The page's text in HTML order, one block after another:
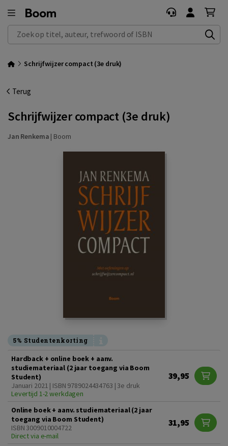
Zoek op titel, auteur, trefwoord of ISBN
Schrijfwijzer compact (3e druk)
Terug
Schrijfwijzer compact (3e druk)
Jan Renkema | Boom
5% Studentenkorting
Hardback + online boek + aanv.
studiemateriaal (2 jaar toegang via Boom
Student)
Januari 2021 | ISBN 9789024434763 | 3e druk
Levertijd 1-2 werkdagen
39,95
Online boek + aanv. studiemateriaal (2 jaar
toegang via Boom Student)
ISBN 3009010004722
Direct via e-mail
31,95